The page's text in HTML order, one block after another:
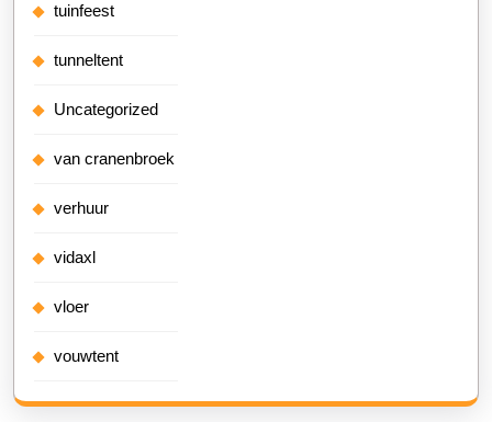
tuinfeest
tunneltent
Uncategorized
van cranenbroek
verhuur
vidaxl
vloer
vouwtent